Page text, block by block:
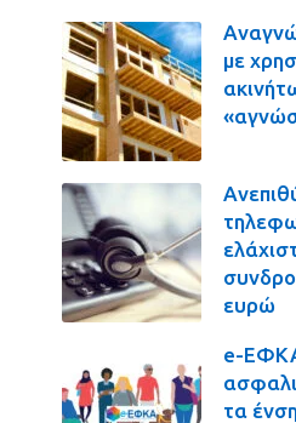
με
ευρώ
e-
τα